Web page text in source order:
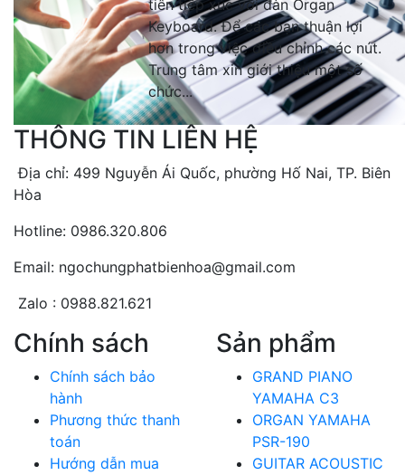
tiên tiếp xúc với đàn Organ
Keyboard. Để các bạn thuận lợi
hơn trong việc điều chỉnh các nút.
Trung tâm xin giới thiệu một số
chức...
THÔNG TIN LIÊN HỆ
Địa chỉ: 499 Nguyễn Ái Quốc, phường Hố Nai, TP. Biên
Hòa
Hotline: 0986.320.806
Email: ngochungphatbienhoa@gmail.com
Zalo : 0988.821.621
Chính sách
Chính sách bảo
hành
Phương thức thanh
toán
Hướng dẫn mua
Sản phẩm
GRAND PIANO
YAMAHA C3
ORGAN YAMAHA
PSR-190
GUITAR ACOUSTIC